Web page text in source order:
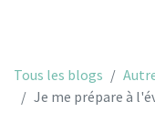
Tous les blogs
Je me prépare à